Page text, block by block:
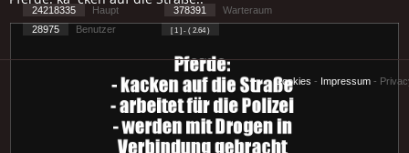
24218335 Haupt 378391
Warteraum
28975
Benutzer [ 1 ] - ( 2.64 )
Cookies - Impressum -